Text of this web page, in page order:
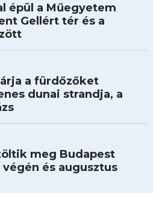
épül a Műegyetem
Gellért tér és a
a fürdőzőket
dunai strandja, a
meg Budapest
és augusztus